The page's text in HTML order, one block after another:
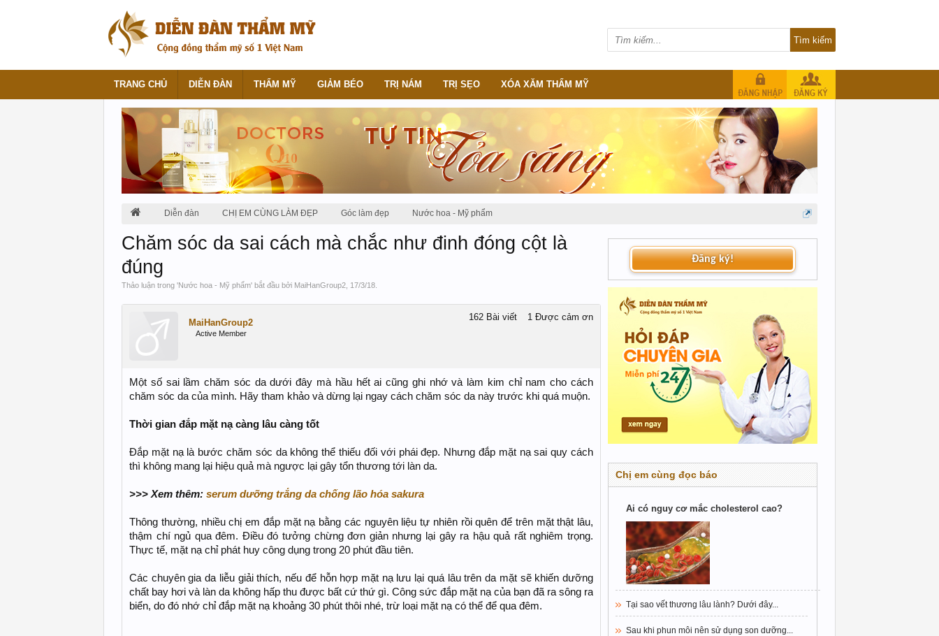
Diễn đàn CHỊ EM CÙNG LÀM ĐẸP Góc làm đẹp Nước hoa - Mỹ phẩm
Chăm sóc da sai cách mà chắc như đinh đóng cột là
đúng
Thảo luận trong 'Nước hoa - Mỹ phẩm' bắt đầu bởi MaiHanGroup2 17/3/18
MaiHanGroup2
Active Member
162 Bài viết 1 Được cảm ơn
Một số sai lầm chăm sóc da dưới đây mà hầu hết ai cũng ghi nhớ và làm kim chỉ nam cho cách
chăm sóc da của mình. Hãy tham khảo và dừng lại ngay cách chăm sóc da này trước khi quá muộn.
Thời gian đắp mặt nạ càng lâu càng tốt
Đắp mặt nạ là bước chăm sóc da không thể thiếu đối với phái đẹp. Nhưng đắp mặt nạ sai quy cách
thì không mang lại hiệu quả mà ngược lại gây tổn thương tới làn da.
>>> Xem thêm: serum dưỡng trắng da chống lão hóa sakura
Thông thường, nhiều chị em đắp mặt nạ bằng các nguyên liệu tự nhiên rồi quên để trên mặt thật lâu,
thậm chí ngủ qua đêm. Điều đó tưởng chừng đơn giản nhưng lại gây ra hậu quả rất nghiêm trọng.
Thực tế, mặt nạ chỉ phát huy công dụng trong 20 phút đầu tiên.
Các chuyên gia da liễu giải thích, nếu để hỗn hợp mặt nạ lưu lại quá lâu trên da mặt sẽ khiến dưỡng
chất bay hơi và làn da không hấp thu được bất cứ thứ gì. Công sức đắp mặt nạ của bạn đã ra sông ra
biển, do đó nhớ chỉ đắp mặt nạ khoảng 30 phút thôi nhé, trừ loại mặt nạ có thể để qua đêm.
Đăng ký!
Chị em cùng đọc báo
Ai có nguy cơ mắc cholesterol cao?
Tại sao vết thương lâu lành? Dưới đây...
Sau khi phun môi nên sử dụng son dưỡng...
TRANG CHỦ DIỄN ĐÀN THẨM MỸ GIẢM BÉO TRỊ NÁM TRỊ SẸO XÓA XĂM THẨM MỸ